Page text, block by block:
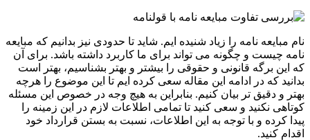
نام مبایعه نامه را زیاد شنیده ایم. شاید تا حدودی نیز بدانیم که مبایعه
نامه چیست و چگونه می تواند برای ما کاربرد داشته باشد. برای آن
که این برگه قانونی و حقوقی را بیشتر و بهتر بشناسیم، بهتر است
بدانید که در ادامه این مقاله سعی کرده ایم تا این موضوع را هرچه
بهتر و دقیق تر بیان کنیم. بنابراین به هیچ وجه در خصوص این مسئله
کوتاهی نکنید و سعی کنید تا تمامی اطلاعات لازم در این زمینه را
پیدا کرده و با توجه به این اطلاعات، نسبت به بستن قرارداد خود
اقدام کنید.